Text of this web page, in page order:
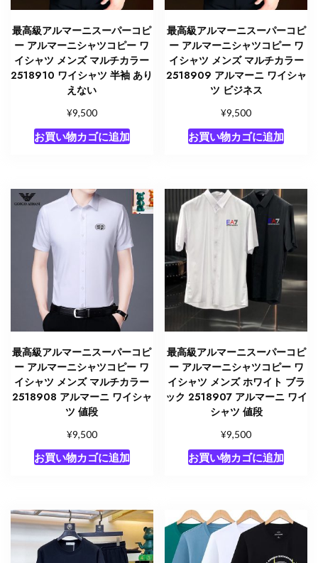
最高級アルマーニスーパーコピ
ー アルマーニシャツコピー ワ
イシャツ メンズ マルチカラー
2518910 ワイシャツ 半袖 あり
えない
¥9,500
お買い物カゴに追加
最高級アルマーニスーパーコピ
ー アルマーニシャツコピー ワ
イシャツ メンズ マルチカラー
2518909 アルマーニ ワイシャ
ツ ビジネス
¥9,500
お買い物カゴに追加
最高級アルマーニスーパーコピ
ー アルマーニシャツコピー ワ
イシャツ メンズ マルチカラー
2518908 アルマーニ ワイシャ
ツ 値段
¥9,500
お買い物カゴに追加
最高級アルマーニスーパーコピ
ー アルマーニシャツコピー ワ
イシャツ メンズ ホワイト ブラ
ック 2518907 アルマーニ ワイ
シャツ 値段
¥9,500
お買い物カゴに追加